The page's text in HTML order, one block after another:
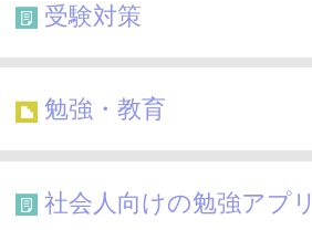
受験対策
勉強・教育
社会人向けの勉強アプリ